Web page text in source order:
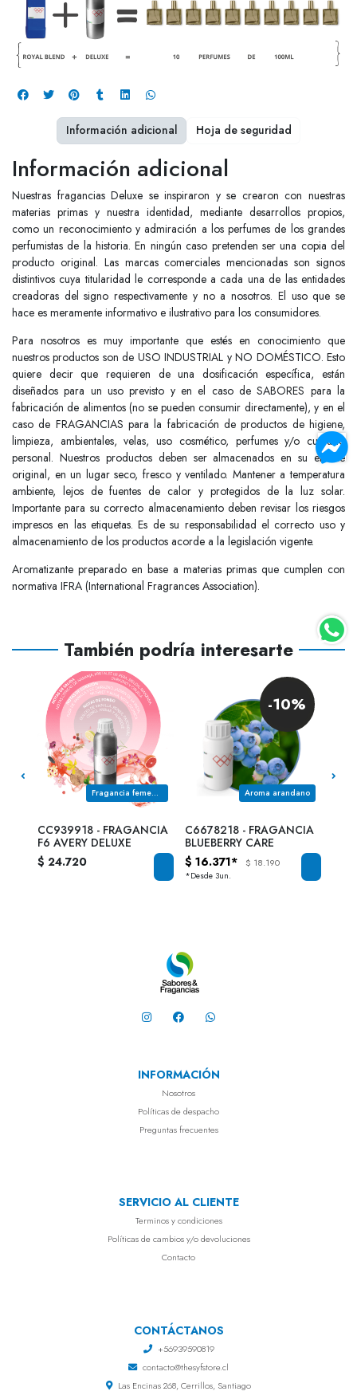
Información adicional
Nuestras fragancias Deluxe se inspiraron y se crearon con nuestras
materias primas y nuestra identidad, mediante desarrollos propios,
como un reconocimiento y admiración a los perfumes de los grandes
perfumistas de la historia. En ningún caso pretenden ser una copia del
producto original. Las marcas comerciales mencionadas son signos
distintivos cuya titularidad le corresponde a cada una de las entidades
creadoras del signo respectivamente y no a nosotros. El uso que se
hace es meramente informativo e ilustrativo para los consumidores.
Para nosotros es muy importante que estés en conocimiento que
nuestros productos son de USO INDUSTRIAL y NO DOMÉSTICO. Esto
quiere decir que requieren de una dosificación específica, están
diseñados para un uso previsto y en el caso de SABORES para la
fabricación de alimentos (no se pueden consumir directamente), y en el
caso de FRAGANCIAS para la fabricación de productos de higiene,
limpieza, ambientales, velas, uso cosmético, perfumes y/o cuidado
personal. Nuestros productos deben ser almacenados en su envase
original, en un lugar seco, fresco y ventilado. Mantener a temperatura
ambiente, lejos de fuentes de calor y protegidos de la luz solar.
Importante para su correcto almacenamiento deben revisar los riesgos
impresos en las etiquetas. Es de su responsabilidad el correcto uso y
almacenamiento de los productos acorde a la legislación vigente.
Aromatizante preparado en base a materias primas que cumplen con
normativa IFRA (International Fragrances Association).
Información adicional Hoja de seguridad
También podría interesarte
Fragancia femenina de la familia olfativa FLORAL OZONICA
CC939918 - FRAGANCIA
F6 AVERY DELUXE
$ 24.720
-10%
Aroma arandano
C6678218 - FRAGANCIA
BLUEBERRY CARE
$ 16.371*
$ 18.190
*Desde 3un.
INFORMACIÓN
Nosotros
Políticas de despacho
Preguntas frecuentes
SERVICIO AL CLIENTE
Terminos y condiciones
Políticas de cambios y/o devoluciones
Contacto
CONTÁCTANOS
+56939590819
contacto@thesyfstore.cl
Las Encinas 268, Cerrillos, Santiago